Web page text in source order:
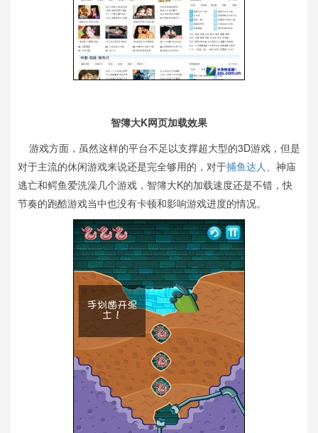
智簿大K网页加载效果
游戏方面，虽然这样的平台不足以支撑超大型的3D游戏，但是
对于主流的休闲游戏来说还是完全够用的，对于捕鱼达人
、神庙
逃亡和鳄鱼爱洗澡几个游戏，智簿大K的加载速度还是不错，快
节奏的跑酷游戏当中也没有卡顿和影响游戏进度的情况。